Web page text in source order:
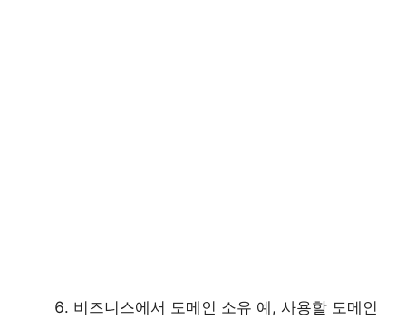
비즈니스에서 도메인 소유 예, 사용할 도메인